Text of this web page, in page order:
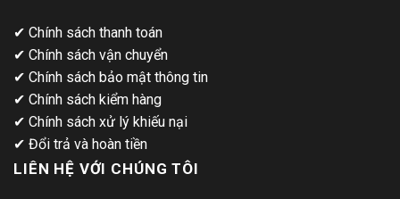
✔ Chính sách thanh toán
✔ Chính sách vận chuyển
✔ Chính sách bảo mật thông tin
✔ Chính sách kiểm hàng
✔ Chính sách xử lý khiếu nại
✔ Đổi trả và hoàn tiền
LIÊN HỆ VỚI CHÚNG TÔI